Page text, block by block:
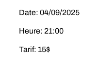
Date: 04/09/2025
Heure: 21:00
Tarif: 15$